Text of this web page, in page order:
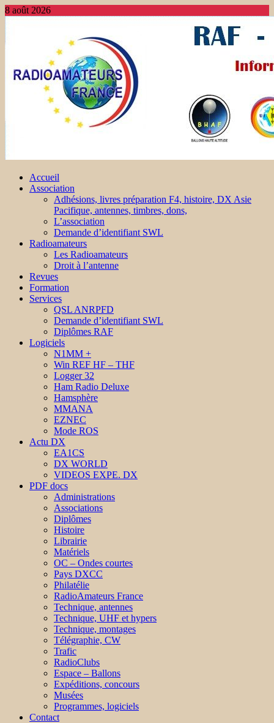
8 août 2026
Accueil
Association
Adhésions, livres préparation F4, histoire, DX Asie
Pacifique, antennes, timbres, dons,
L’association
Demande d’identifiant SWL
Radioamateurs
Les Radioamateurs
Droit à l’antenne
Revues
Formation
Services
QSL ANRPFD
Demande d’identifiant SWL
Diplômes RAF
Logiciels
N1MM +
Win REF HF – THF
Logger 32
Ham Radio Deluxe
Hamsphère
MMANA
EZNEC
Mode ROS
Actu DX
EA1CS
DX WORLD
VIDEOS EXPE. DX
PDF docs
Administrations
Associations
Diplômes
Histoire
Librairie
Matériels
OC – Ondes courtes
Pays DXCC
Philatélie
RadioAmateurs France
Technique, antennes
Technique, UHF et hypers
Technique, montages
Télégraphie, CW
Trafic
RadioClubs
Espace – Ballons
Expéditions, concours
Musées
Programmes, logiciels
Contact